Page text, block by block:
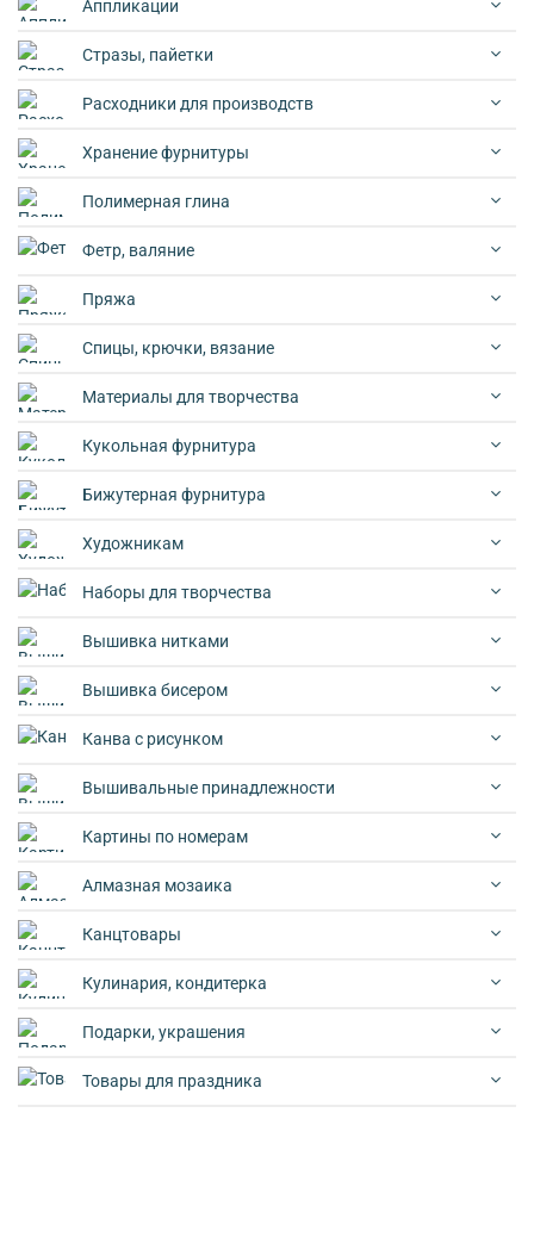
Аппликации
Стразы, пайетки
Расходники для производств
Хранение фурнитуры
Полимерная глина
Фетр, валяние
Пряжа
Спицы, крючки, вязание
Материалы для творчества
Кукольная фурнитура
Бижутерная фурнитура
Художникам
Наборы для творчества
Вышивка нитками
Вышивка бисером
Канва с рисунком
Вышивальные принадлежности
Картины по номерам
Алмазная мозаика
Канцтовары
Кулинария, кондитерка
Подарки, украшения
Товары для праздника